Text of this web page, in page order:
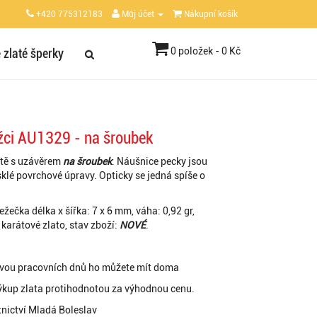
+420 775312183 Můj účet Nákupní košík
šperky 0 položek - 0 Kč
AU1329 - na šroubek
s uzávěrem na šroubek. Náušnice pecky jsou
povrchové úpravy. Opticky se jedná spíše o
délka x šířka: 7 x 6 mm, váha: 0,92 gr,
zlato, stav zboží: NOVÉ.
pracovních dnů ho můžete mít doma
zlata protihodnotou za výhodnou cenu.
Mladá Boleslav